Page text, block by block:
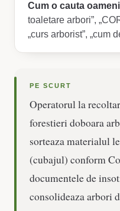
Cum o cauta
toaletare arbori”,
„curs arborist”, „cum
PE SCURT
Operatorul la
forestieri doboara
sorteaza materialul
(cubajul) conform
documentele de
consolideaza arbori